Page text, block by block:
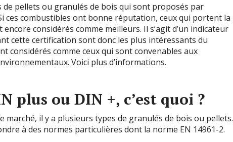
de pellets ou granulés de bois qui sont proposés par
ces combustibles ont bonne réputation, ceux qui portent la
considérés comme meilleurs. Il s’agit d’un indicateur
cette certification sont donc les plus intéressants du
considérés comme ceux qui sont convenables aux
Voici plus d’informations.
plus ou DIN +, c’est quoi ?
marché, il y a plusieurs types de granulés de bois ou pellets.
à des normes particulières dont la norme EN 14961-2.